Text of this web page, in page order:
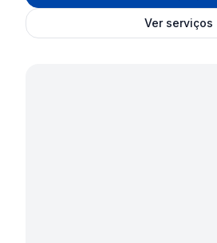
Ver serviços